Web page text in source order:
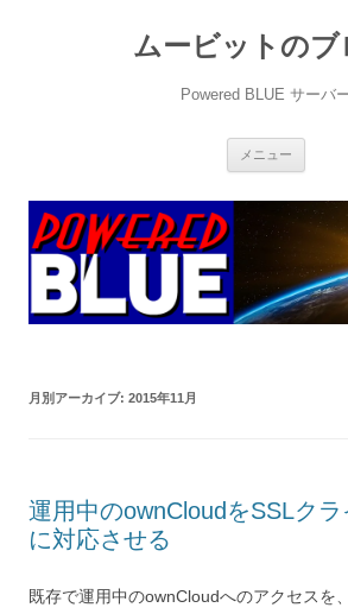
ムービットのブ
Powered BLUE サーバ
メニュー
ツ
ッ
プ
月別アーカイブ: 2015年11月
運用中のownCloudをSSLク
に対応させる
既存で運用中のownCloudへのアクセスを